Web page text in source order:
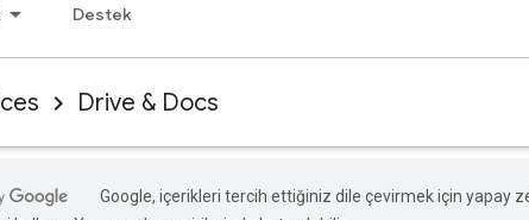
Destek
Drive & Docs
Google, içerikleri tercih ettiğiniz dile çevirmek için yapay